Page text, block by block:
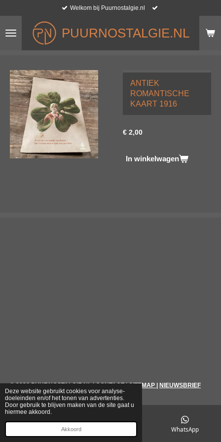
Deze website gebruikt cookies voor analyse-
doeleinden en/of het tonen van advertenties.
Door gebruik te blijven maken van de site gaat u
hiermee akkoord.
Akkoord
naar
hoofdinhoud
PUURNOSTALGIE.NL
Welkom bij Puurnostalgie.nl
ANTIEK
ROMANTISCHE
KAART 1916
€ 2,00
In winkelwagen
© 2026 PUURNOSTALGIE.NL|CONTACT|SITEMAP NIEUWSBRIEF
WhatsApp